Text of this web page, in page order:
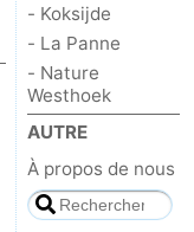
- Koksijde
- La Panne
- Nature
Westhoek
AUTRE
À propos de nous